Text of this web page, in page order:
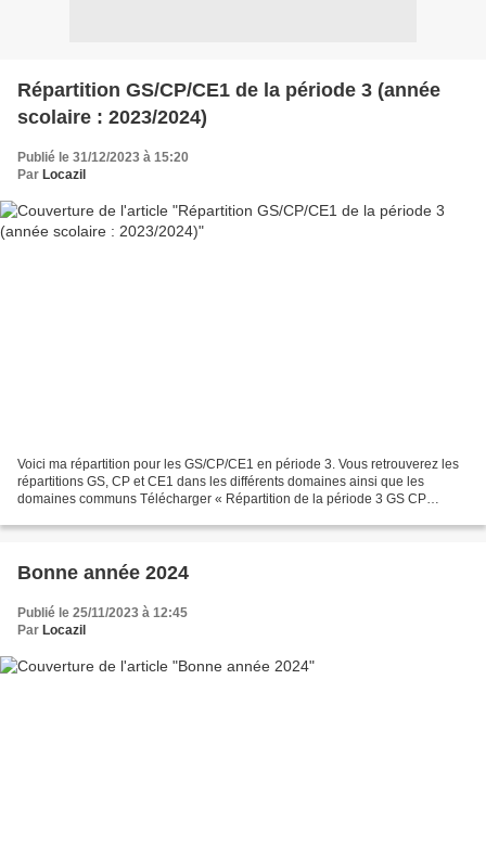
Répartition GS/CP/CE1 de la période 3 (année
scolaire : 2023/2024)
Publié le 31/12/2023 à 15:20
Par Locazil
Voici ma répartition pour les GS/CP/CE1 en période 3. Vous retrouverez les
répartitions GS, CP et CE1 dans les différents domaines ainsi que les
domaines communs Télécharger « Répartition de la période 3 GS CP
Bonne année 2024
Publié le 25/11/2023 à 12:45
Par Locazil